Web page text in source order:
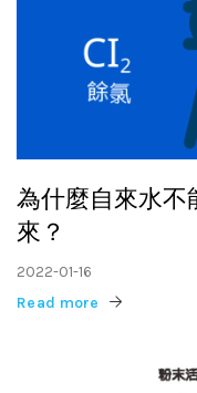
為什麼自來水不
來？
2022-01-16
Read more